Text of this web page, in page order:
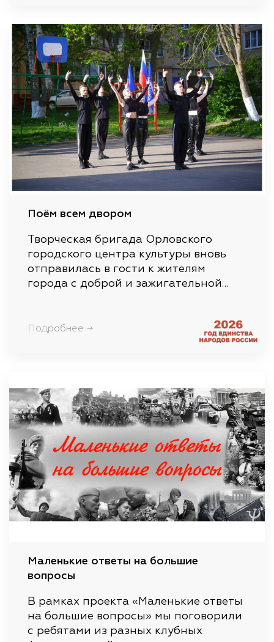
Поём всем двором
Творческая бригада Орловского
городского центра культуры вновь
отправилась в гости к жителям
города с доброй и зажигательной…
Подробнее →
Маленькие ответы на большие
вопросы
В рамках проекта «Маленькие ответы
на большие вопросы» мы поговорили
с ребятами из разных клубных